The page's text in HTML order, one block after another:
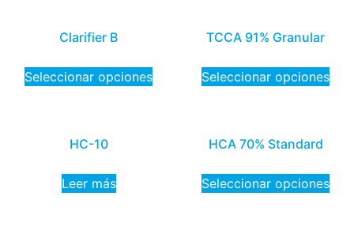
Clarifier B
Seleccionar opciones
TCCA 91% Granular
Seleccionar opciones
HC-10
Leer más
HCA 70% Standard
Seleccionar opciones